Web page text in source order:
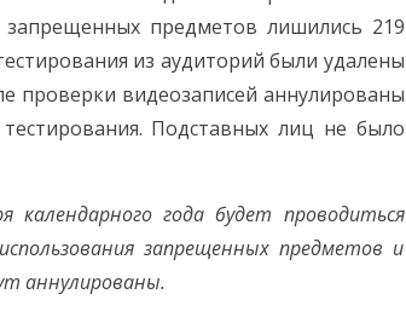
предметов лишились 219
из аудиторий были удалены
проверки видеозаписей аннулированы
Подставных лиц не было
года будет проводиться
запрещенных предметов и
аннулированы.